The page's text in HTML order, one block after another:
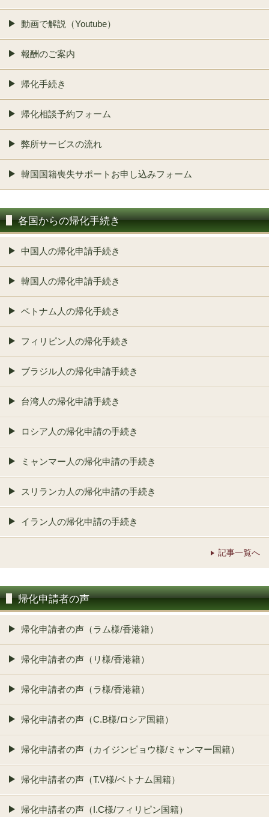
動画で解説（Youtube）
報酬のご案内
帰化手続き
帰化相談予約フォーム
弊所サービスの流れ
韓国国籍喪失サポートお申し込みフォーム
各国からの帰化手続き
中国人の帰化申請手続き
韓国人の帰化申請手続き
ベトナム人の帰化手続き
フィリピン人の帰化手続き
ブラジル人の帰化申請手続き
台湾人の帰化申請手続き
ロシア人の帰化申請の手続き
ミャンマー人の帰化申請の手続き
スリランカ人の帰化申請の手続き
イラン人の帰化申請の手続き
記事一覧へ
帰化申請者の声
帰化申請者の声（ラム様/香港籍）
帰化申請者の声（リ様/香港籍）
帰化申請者の声（ラ様/香港籍）
帰化申請者の声（C.B様/ロシア国籍）
帰化申請者の声（カイジンピョウ様/ミャンマー国籍）
帰化申請者の声（T.V様/ベトナム国籍）
帰化申請者の声（I.C様/フィリピン国籍）